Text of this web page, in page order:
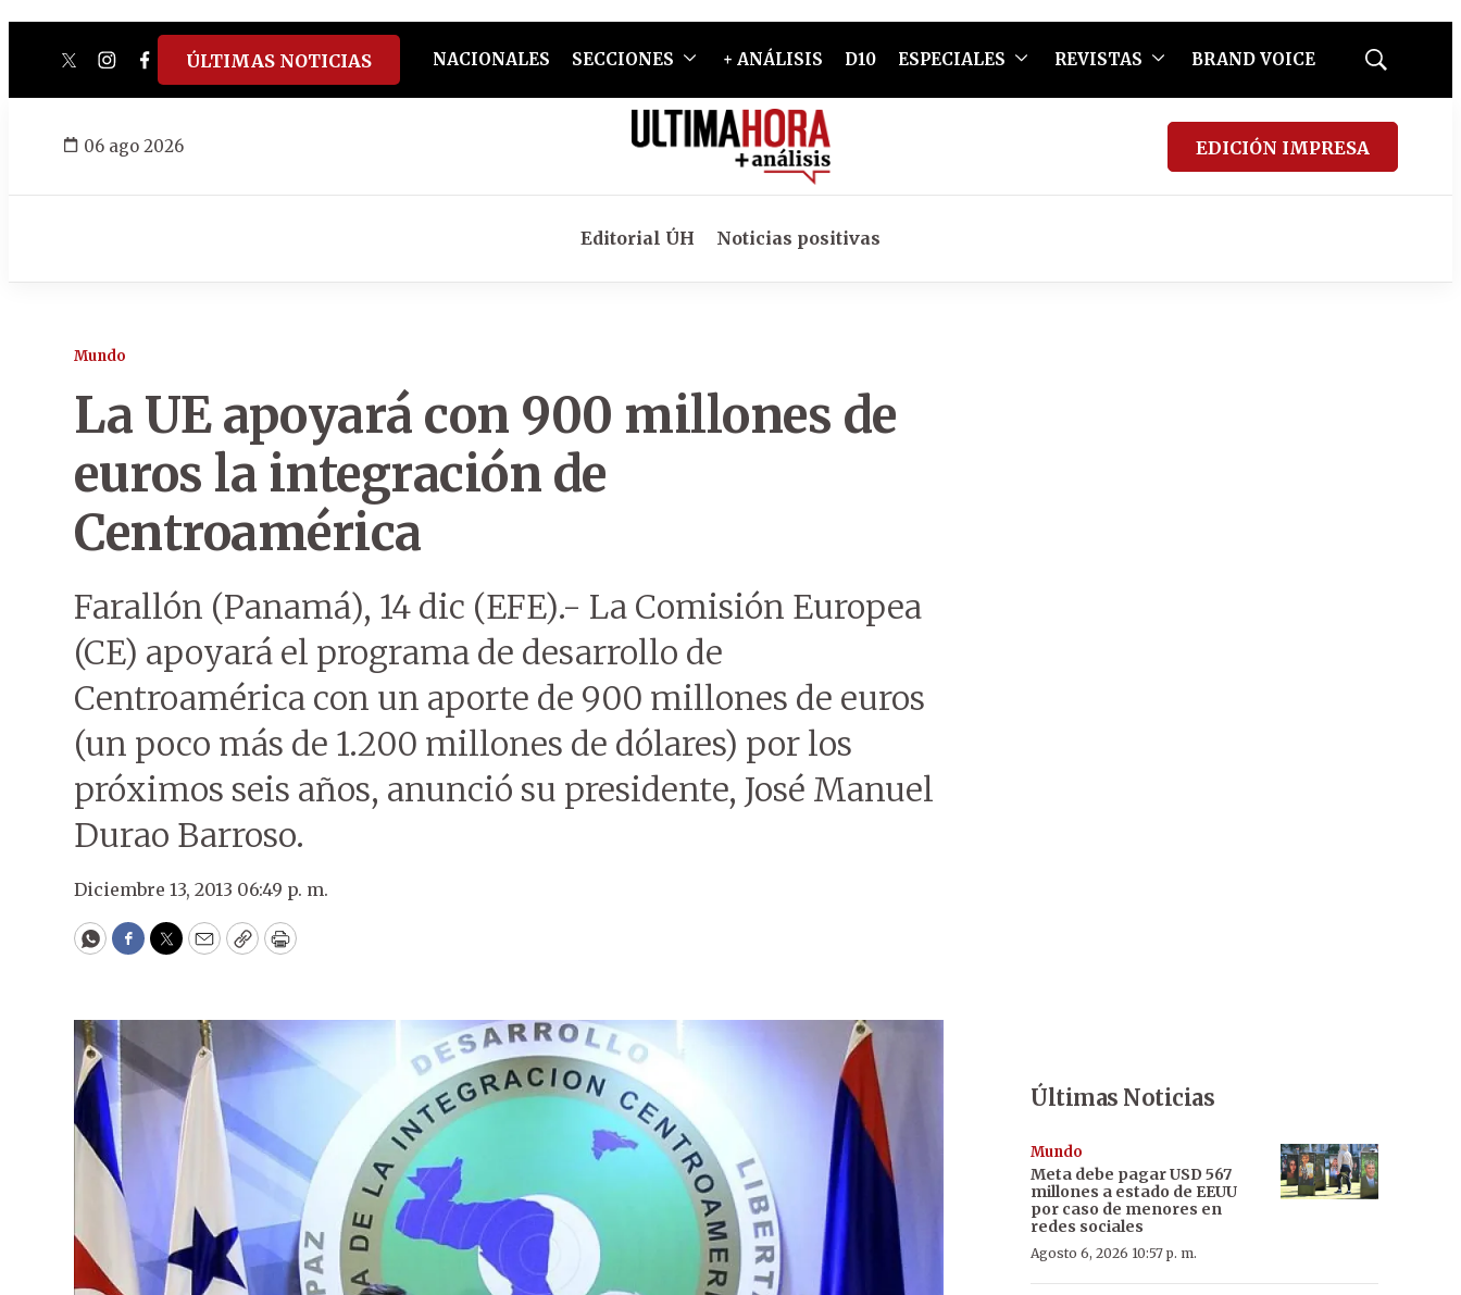
twitterinstagram
facebook
tiktokyoutube
spotify
ÚLTIMAS NOTICIAS NACIONALES SECCIONES + ANÁLISIS D10 ESPECIALES REVISTAS BRAND VOICE
Mostrar
06 ago 2026 EDICIÓN IMPRESA
Editorial ÚH Noticias positivas
Mundo
La UE apoyará con 900 millones de
euros la integración de
Centroamérica
Farallón (Panamá), 14 dic (EFE).- La Comisión Europea
(CE) apoyará el programa de desarrollo de
Centroamérica con un aporte de 900 millones de euros
(un poco más de 1.200 millones de dólares) por los
próximos seis años, anunció su presidente, José Manuel
Durao Barroso.
Diciembre 13, 2013 06:49 p. m.
WhatsApp
Facebook
Twitter
EmailCopyPrint
Últimas Noticias
Mundo
Meta debe pagar USD 567
millones a estado de EEUU
por caso de menores en
redes sociales
Agosto 6, 2026 10:57 p. m.